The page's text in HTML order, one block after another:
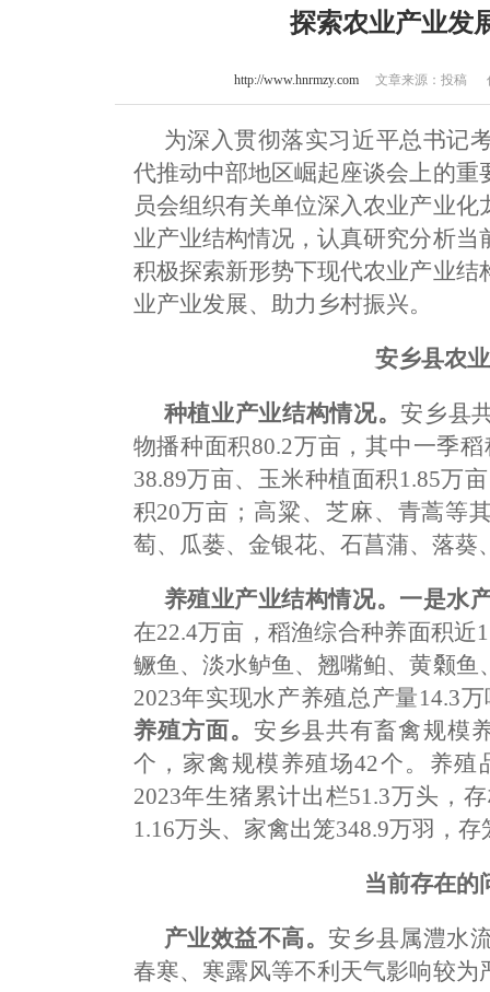
探索农业产业发
http://www.hnrmzy.com 文章来源：投稿
为深入贯彻落实习近平总书记
代推动中部地区崛起座谈会上的
员会组织有关单位深入农业产业
业产业结构情况，认真研究分析
积极探索新形势下现代农业产业
业产业发展、助力乡村振兴。
安乡县农
种植业产业结构情况。安乡县
物播种面积80.2万亩，其中一季
38.89万亩、玉米种植面积1.85万
积20万亩；高粱、芝麻、青蒿等
萄、瓜蒌、金银花、石菖蒲、落葵
养殖业产业结构情况。一是水
在22.4万亩，稻渔综合种养面积近
鳜鱼、淡水鲈鱼、翘嘴鲌、黄颡
2023年实现水产养殖总产量14.3
养殖方面。 安乡县共有畜禽规模
个，家禽规模养殖场42个。养
2023年生猪累计出栏51.3万头，
1.16万头、家禽出笼348.9万羽，
当前存在的
产业效益不高。安乡县属澧水
春寒、寒露风等不利天气影响较